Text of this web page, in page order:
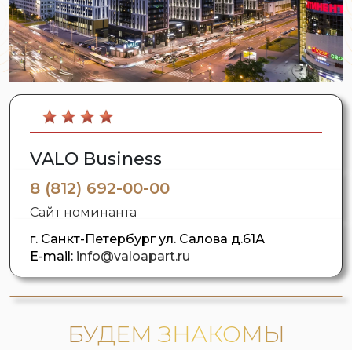
VALO Business
8 (812) 692-00-00
Сайт номинанта
г. Санкт-Петербург ул. Салова д.61А
E-mail: info@valoapart.ru
БУДЕМ ЗНАКОМЫ